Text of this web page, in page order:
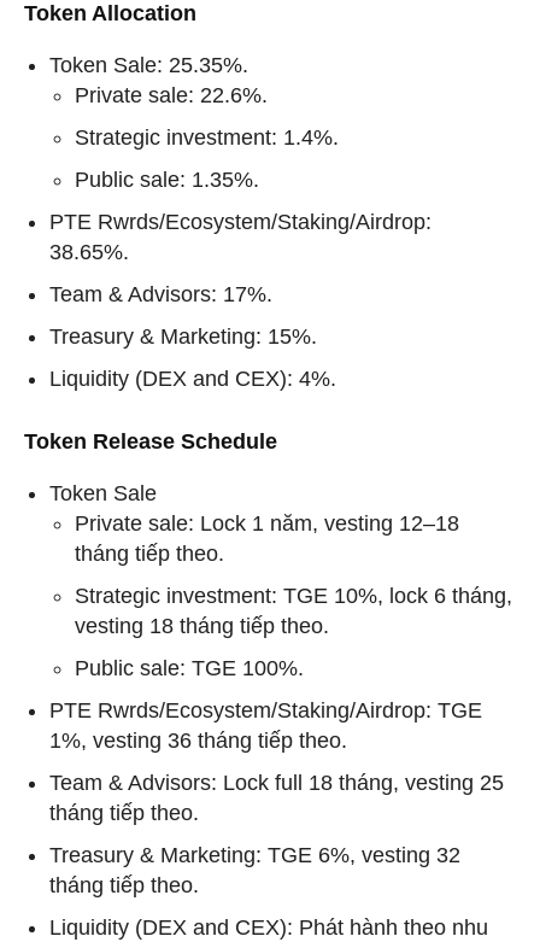
Token Allocation
Token Sale: 25.35%.
Private sale: 22.6%.
Strategic investment: 1.4%.
Public sale: 1.35%.
PTE Rwrds/Ecosystem/Staking/Airdrop:
38.65%.
Team & Advisors: 17%.
Treasury & Marketing: 15%.
Liquidity (DEX and CEX): 4%.
Token Release Schedule
Token Sale
Private sale: Lock 1 năm, vesting 12–18
tháng tiếp theo.
Strategic investment: TGE 10%, lock 6 tháng,
vesting 18 tháng tiếp theo.
Public sale: TGE 100%.
PTE Rwrds/Ecosystem/Staking/Airdrop: TGE
1%, vesting 36 tháng tiếp theo.
Team & Advisors: Lock full 18 tháng, vesting 25
tháng tiếp theo.
Treasury & Marketing: TGE 6%, vesting 32
tháng tiếp theo.
Liquidity (DEX and CEX): Phát hành theo nhu